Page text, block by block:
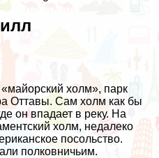
холм», парк
Оттавы. Сам холм как бы
он впадает в реку. На
холм, недалеко
посольство.
полковничьим.